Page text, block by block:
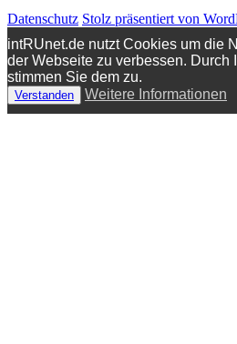
Datenschutz Stolz präsentiert von
intRUnet.de nutzt Cookies um die
der Webseite zu verbessen. Durch
stimmen Sie dem zu.
Verstanden Weitere Informationen